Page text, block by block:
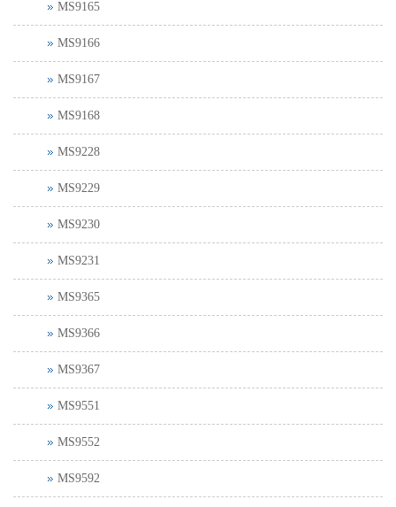
MS9165
MS9166
MS9167
MS9168
MS9228
MS9229
MS9230
MS9231
MS9365
MS9366
MS9367
MS9551
MS9552
MS9592